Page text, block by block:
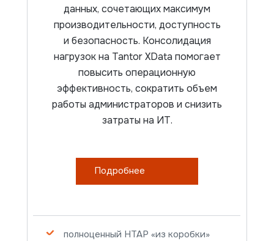
Подробнее
данных, сочетающих максимум
производительности, доступность
и безопасность. Консолидация
нагрузок на Tantor XData помогает
повысить операционную
эффективность, сократить объем
работы администраторов и снизить
затраты на ИТ.
полноценный HTAP «из коробки»